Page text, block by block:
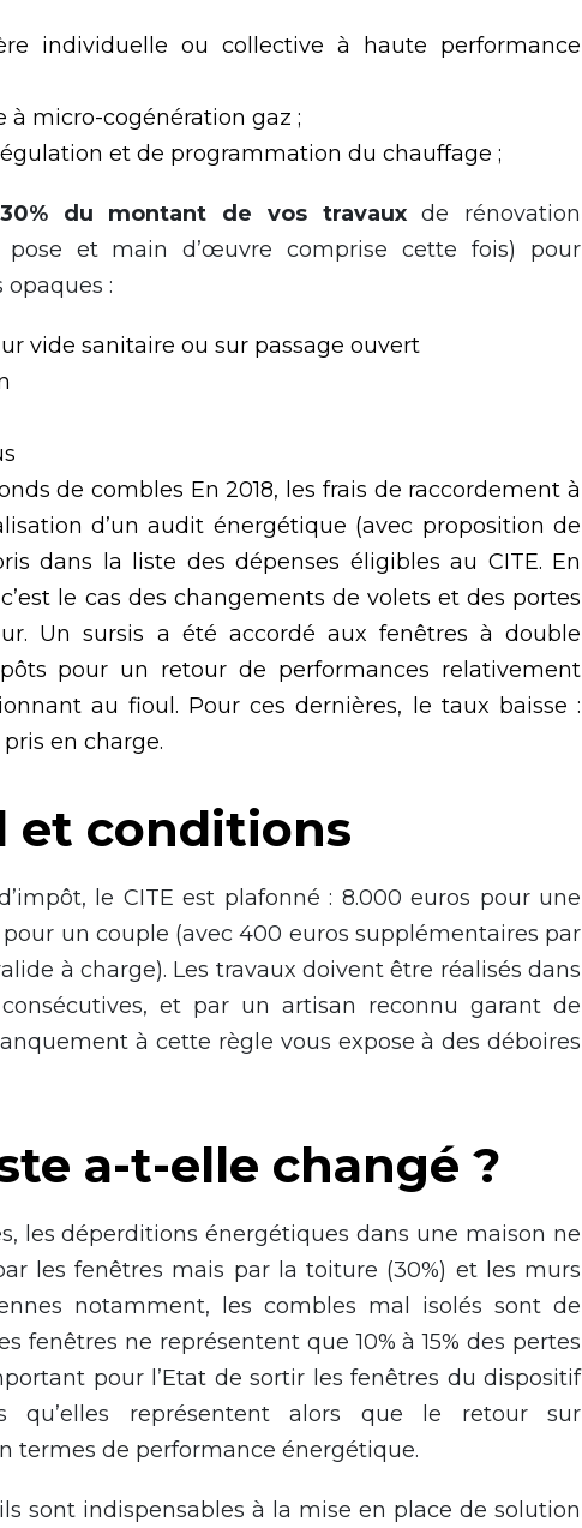
individuelle ou collective à haute performance
à micro-cogénération gaz ;
et de programmation du chauffage ;
30% du montant de vos travauxde rénovation
et main d’œuvre comprise cette fois) pour
opaques :
vide sanitaire ou sur passage ouvert
de combles En 2018, les frais de raccordement à
d’un audit énergétique (avec proposition de
dans la liste des dépenses éligibles au CITE. En
le cas des changements de volets et des portes
Un sursis a été accordé aux fenêtres à double
pour un retour de performances relativement
au fioul. Pour ces dernières, le taux baisse :
en charge.
et conditions
le CITE est plafonné : 8.000 euros pour une
pour un couple (avec 400 euros supplémentaires par
à charge). Les travaux doivent être réalisés dans
et par un artisan reconnu garant de
à cette règle vous expose à des déboires
a-t-elle changé ?
les déperditions énergétiques dans une maison ne
les fenêtres mais par la toiture (30%) et les murs
notamment, les combles mal isolés sont de
fenêtres ne représentent que 10% à 15% des pertes
pour l’Etat de sortir les fenêtres du dispositif
qu’elles représentent alors que le retour sur
termes de performance énergétique.
sont indispensables à la mise en place de solution